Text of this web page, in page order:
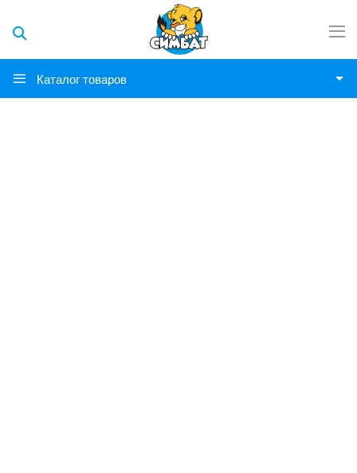
Каталог товаров